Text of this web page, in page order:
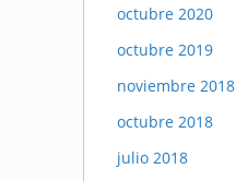
octubre 2020
octubre 2019
noviembre 2018
octubre 2018
julio 2018